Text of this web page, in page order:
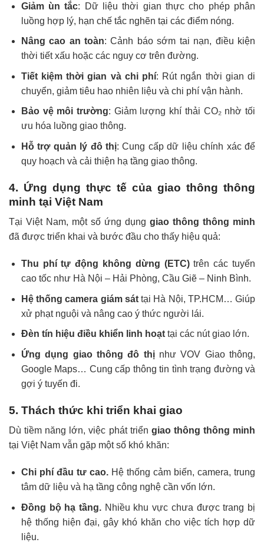
Giảm ùn tắc: Dữ liệu thời gian thực cho phép phân
luồng hợp lý, hạn chế tắc nghẽn tại các điểm nóng.
Nâng cao an toàn: Cảnh báo sớm tai nạn, điều kiện
thời tiết xấu hoặc các nguy cơ trên đường.
Tiết kiệm thời gian và chi phí: Rút ngắn thời gian di
chuyển, giảm tiêu hao nhiên liệu và chi phí vận hành.
Bảo vệ môi trường: Giảm lượng khí thải CO₂ nhờ tối
ưu hóa luồng giao thông.
Hỗ trợ quản lý đô thị: Cung cấp dữ liệu chính xác để
quy hoạch và cải thiện hạ tầng giao thông.
4. Ứng dụng thực tế của giao thông thông
minh tại Việt Nam
Tại Việt Nam, một số ứng dụng giao thông thông minh
đã được triển khai và bước đầu cho thấy hiệu quả:
Thu phí tự động không dừng (ETC)trên các tuyến
cao tốc như Hà Nội – Hải Phòng, Cầu Giẽ – Ninh Bình.
Hệ thống camera giám sáttại Hà Nội, TP.HCM… Giúp
xử phạt nguội và nâng cao ý thức người lái.
Đèn tín hiệu điều khiển linh hoạttại các nút giao lớn.
Ứng dụng giao thông đô thịnhư VOV Giao thông,
Google Maps… Cung cấp thông tin tình trạng đường và
gợi ý tuyến đi.
5. Thách thức khi triển khai giao
Dù tiềm năng lớn, việc phát triển giao thông thông minh
tại Việt Nam vẫn gặp một số khó khăn:
Chi phí đầu tư cao.Hệ thống cảm biến, camera, trung
tâm dữ liệu và hạ tầng công nghệ cần vốn lớn.
Đồng bộ hạ tầng.Nhiều khu vực chưa được trang bị
hệ thống hiện đại, gây khó khăn cho việc tích hợp dữ
liệu.